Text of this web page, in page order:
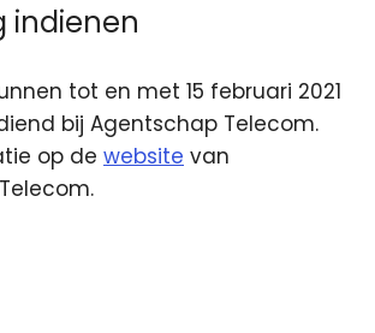
indienen
tot en met 15 februari 2021
bij Agentschap Telecom.
op de website van